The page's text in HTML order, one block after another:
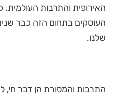
האירופית והתרבות העולמית.
העוסקים בתחום הזה כבר
שלנו.
התרבות והמסורת הן דבר חי,